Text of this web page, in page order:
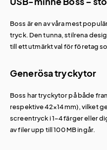
Boss är en av våra mest
tryck. Den tunna, stilrena
till ett utmärkt val för företag
Generösa tryckytor
Boss har tryckytor på både
respektive 42×14 mm), vilket
screentryck i 1–4 färger eller
av filer upp till 100 MB ingår.